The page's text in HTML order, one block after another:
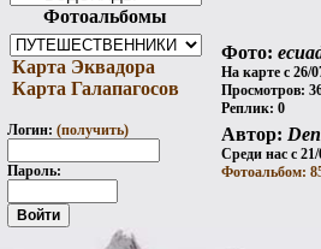
Фотоальбомы
Карта Эквадора
Карта Галапагосов
Логин: (получить)
Пароль:
Фото:
На карте с 26/
Просмотров:
Реплик: 0
Автор:
Среди нас с 21/
Фотоальбом: